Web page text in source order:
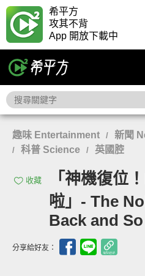
希平方
攻其不背
App 開放下載中
趣味 Entertainment / 新聞
/ 科普 Science / 英國腔
收藏
「神機復位
啦」- The
Back and
分享給好友：